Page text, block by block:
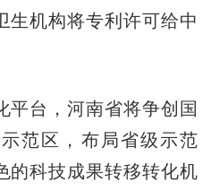
生机构将专利许可给中
台，河南省将争创国
范区，布局省级示范
的科技成果转移转化机